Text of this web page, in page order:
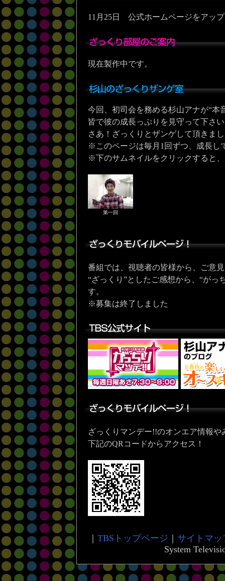
11月25日 公式ホームページをアッ
現在製作中です。
今回、初司会を務める杉山アナが“本
皆で彼の成長っぷりを見守って下さ
さあ！ざっくりとザンゲして頂きま
※このページは毎月1回ずつ、成長し
※下のサムネイルをクリックすると
第一回
番組では、視聴者の皆様から、ご意
“ざっくり”としたご感想から、“がっ
す。
※募集は終了しました
ざっくりマンデー!!のオンエア情報
下記のQRコードからアクセス！
TBSトップページ
サイトマッ
System